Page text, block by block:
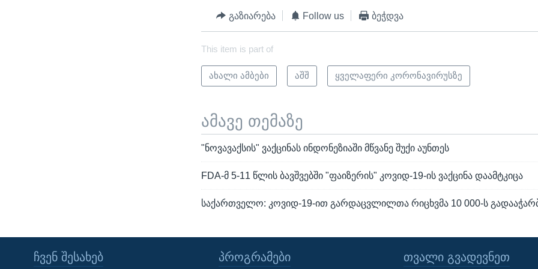
გაზიარება Follow us ბეჭდვა
This item is part of
ახალი ამბები აშშ ყველაფერი კორონავირუსზე
ამავე თემაზე
"ნოვავაქსის" ვაქცინას ინდონეზიაში მწვანე შუქი აუნთეს
FDA-მ 5-11 წლის ბავშვებში "ფაიზერის" კოვიდ-19-ის ვაქცინა დაამტკიცა
საქართველო: კოვიდ-19-ით გარდაცვლილთა რიცხვმა 10 000-ს
ᲗᲕᲐᲚᲘ ᲒᲕᲐᲓᲔᲕᲜᲔᲗ
ᲩᲕᲔᲜ ᲨᲔᲡᲐᲮᲔᲑ ᲞᲠᲝᲒᲠᲐᲛᲔᲑᲘ